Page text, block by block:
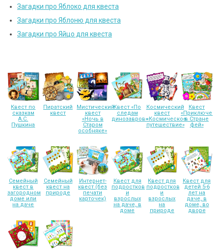
Загадки про Яблоко для квеста
Загадки про Яблоню для квеста
Загадки про Яйцо для квеста
Квест по
сказкам
А.С.
Пушкина
Пиратский
квест
Мистический
квест
«Ночь в
Старом
особняке»
Квест «По
следам
динозавров»
Космический
квест
«Космическое
путешествие»
Квест
в Стране
фей»
Семейный
квест в
загородном
доме или
на даче
Семейный
квест на
природе
Интернет-
квест (без
печати
карточек)
Квест для
подростков
и
взрослых
на даче, в
доме
Квест для
подростков
и
взрослых
на
природе
Квест для
детей 5-6
лет на
даче, в
доме, во
дворе